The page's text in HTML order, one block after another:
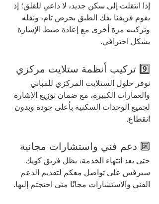
إذا انتقلت إلى سكن جديد، لا داعي للقلق؛ إذ
يقوم فريقنا بفك الطبق بحرص تام، ونقله
وتركيبه مرة أخرى مع إعادة ضبط الإشارة
بشكل احترافي.
9️⃣ تركيب أنظمة ستلايت مركزي
نوفر حلول الستلايت المركزي للمباني
والعمارات الكبيرة، مع ضمان توزيع الإشارة
لجميع الوحدات السكنية بأعلى جودة وبدون
انقطاع.
🔟 دعم فني واستشارات مجانية
حتى بعد انتهاء الخدمة، يظل فريق كويك
سيرفس على تواصل معكم لتقديم الدعم
الفني والاستشارات مجانًا متى احتجتم إليها.